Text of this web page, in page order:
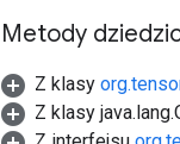
Metody
Z klasy
Z klasy